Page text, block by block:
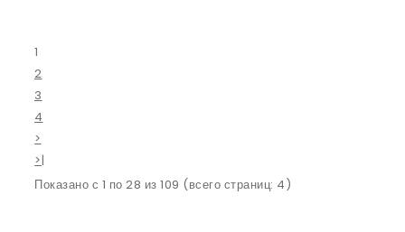
1
2
3
4
>
>|
Показано с 1 по 28 из 109 (всего страниц: 4)